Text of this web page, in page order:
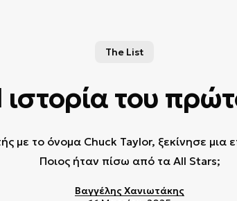
The List
του
με το όνομα Chuck Taylor, ξεκίνησε
Ποιος ήταν πίσω από τα All Stars;
Βαγγέλης Χανιωτάκης